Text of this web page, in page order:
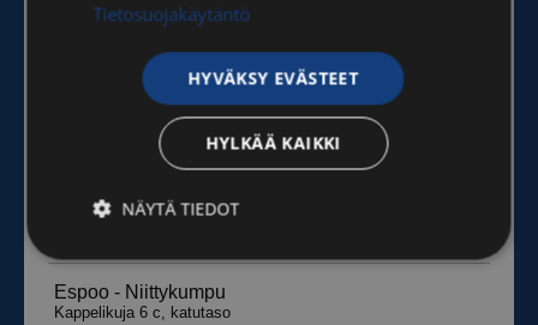
Tietosuojakäytäntö
HYVÄKSY EVÄSTEET
HYLKÄÄ KAIKKI
NÄYTÄ TIEDOT
Ehdottomasti
välttämättömät
Suorituskyvylliset